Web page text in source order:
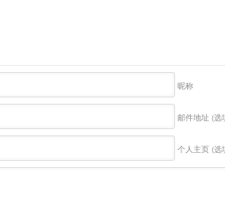
昵称
邮件地址 (选
个人主页 (选